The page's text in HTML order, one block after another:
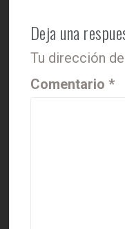
Deja una
Tu dirección
Comentario *